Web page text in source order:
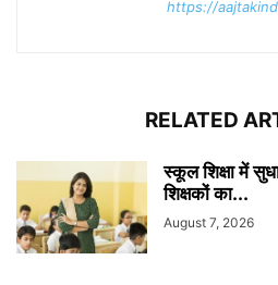
https://
RELATED
स्कूल शिक्षा में
शिक्षकों का...
August 7, 2026